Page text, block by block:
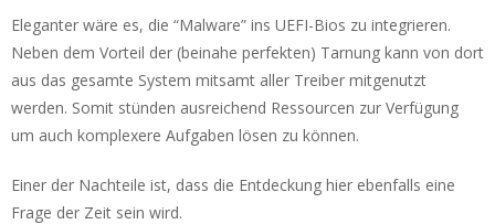
Eleganter wäre es, die “Malware” ins UEFI-Bios zu integrieren.
Neben dem Vorteil der (beinahe perfekten) Tarnung kann von dort
aus das gesamte System mitsamt aller Treiber mitgenutzt
werden. Somit stünden ausreichend Ressourcen zur Verfügung
um auch komplexere Aufgaben lösen zu können.
Einer der Nachteile ist, dass die Entdeckung hier ebenfalls eine
Frage der Zeit sein wird.